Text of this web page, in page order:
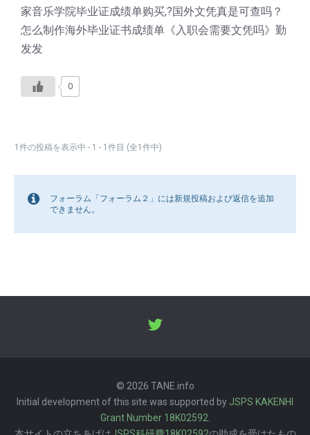
家音乐学院毕业证成绩单购买,?国外文凭真是可查吗？
怎么制作海外毕业证书成绩单《入职会需要文凭吗》勤
发发
0
1件の投稿を表示中 - 1 - 1件目 (全1件中)
フォーラム「フォーラム２」には新規投稿および返信を追加
できません。
© 2026 TANE.info
Initial development of this site was supported by JSPS KAKENHI
Grant Number 18K02592